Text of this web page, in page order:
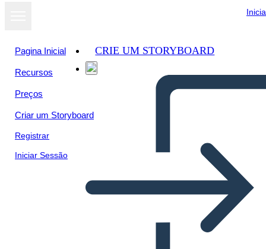
Pagina Inicial
Recursos
Preços
Criar um Storyboard
Registrar
Iniciar Sessão
CRIE UM STORYBOARD
Ver como
apresentação